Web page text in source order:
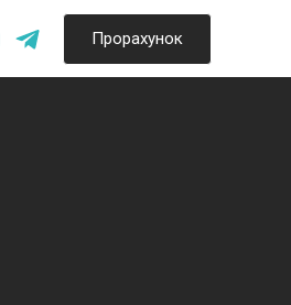
Прорахунок